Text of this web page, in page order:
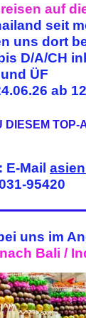
auf
seit
uns dort
D/A/CH
und ÜF
ab
DIESEM TOP-
Mail
95420
bei uns im
Bali /